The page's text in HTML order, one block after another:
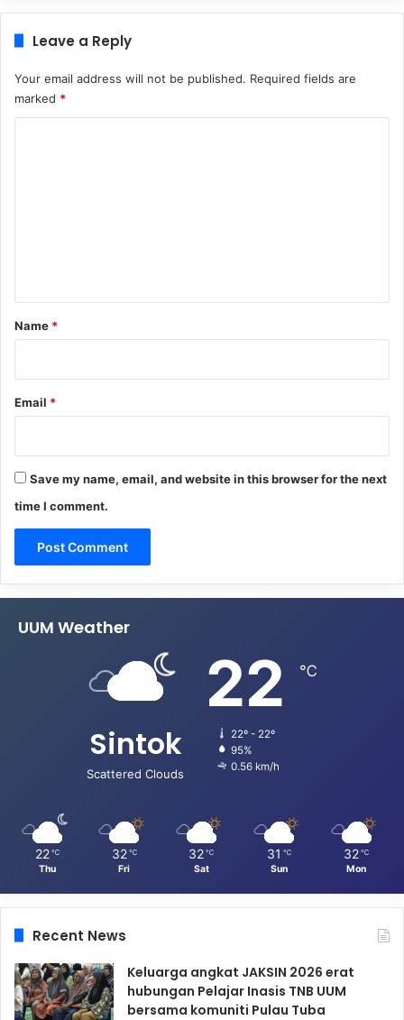
Leave a Reply
Your email address will not be published. Required fields are
marked *
*
Name *
Email *
Save my name, email, and website in this browser for the next
time I comment.
UUM Weather
Sintok
Scattered Clouds
22 ℃
22º - 22º
95%
0.56 km/h
22 ℃
Thu
32 ℃
Fri
32 ℃
Sat
31 ℃
Sun
32 ℃
Mon
Recent News
Keluarga angkat JAKSIN 2026 erat
hubungan Pelajar Inasis TNB UUM
bersama komuniti Pulau Tuba